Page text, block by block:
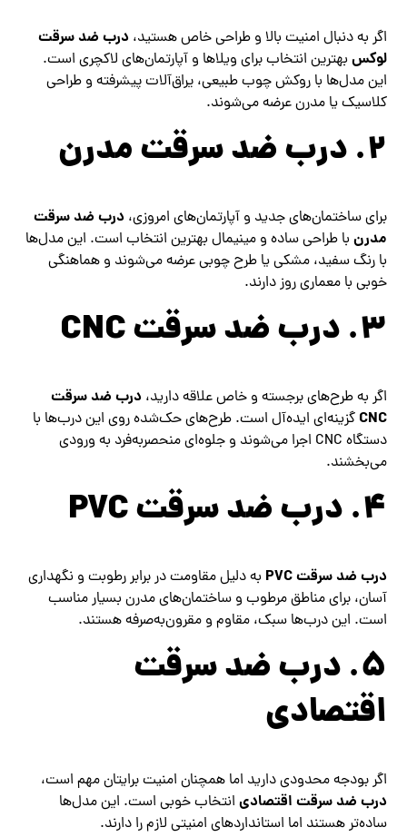
اگر به دنبال امنیت بالا و طراحی خاص هستید، درب ضد سرقت
لوکس بهترین انتخاب برای ویلاها و آپارتمان‌های لاکچری است.
این مدل‌ها با روکش چوب طبیعی، یراق‌آلات پیشرفته و طراحی
کلاسیک یا مدرن عرضه می‌شوند.
۲. درب ضد سرقت مدرن
برای ساختمان‌های جدید و آپارتمان‌های امروزی، درب ضد سرقت
مدرن با طراحی ساده و مینیمال بهترین انتخاب است. این مدل‌ها
با رنگ سفید، مشکی یا طرح چوبی عرضه می‌شوند و هماهنگی
خوبی با معماری روز دارند.
۳. درب ضد سرقت CNC
اگر به طرح‌های برجسته و خاص علاقه دارید، درب ضد سرقت
CNC گزینه‌ای ایده‌آل است. طرح‌های حک‌شده روی این درب‌ها با
دستگاه CNC اجرا می‌شوند و جلوه‌ای منحصربه‌فرد به ورودی
می‌بخشند.
۴. درب ضد سرقت PVC
درب ضد سرقت PVC
به دلیل مقاومت در برابر رطوبت و نگهداری
آسان، برای مناطق مرطوب و ساختمان‌های مدرن بسیار مناسب
است. این درب‌ها سبک، مقاوم و مقرون‌به‌صرفه هستند.
۵. درب ضد سرقت
اقتصادی
اگر بودجه محدودی دارید اما همچنان امنیت برایتان مهم است،
درب ضد سرقت اقتصادی انتخاب خوبی است. این مدل‌ها
ساده‌تر هستند اما استانداردهای امنیتی لازم را دارند.